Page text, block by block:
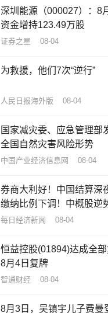
深圳能源（000027）：8
资金增持123.49万股
证券之星 08-04
为救援，他们7次“逆行”
人民日报海外版 08-04
国家减灾委、应急管理部
全国自然灾害风险形势
中国产业经济信息网 08-04
券商大利好！中国结算深
缴纳比例下调！中概股逆
每日经济新闻 08-04
恒益控股(01894)达成全部
8月4日复牌
智通财经 08-04
8月3日，吴镇宇儿子费曼